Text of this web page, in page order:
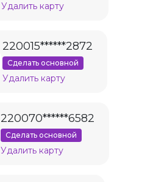
Удалить карту
220015******2872
Сделать основной
Удалить карту
220070******6582
Сделать основной
Удалить карту